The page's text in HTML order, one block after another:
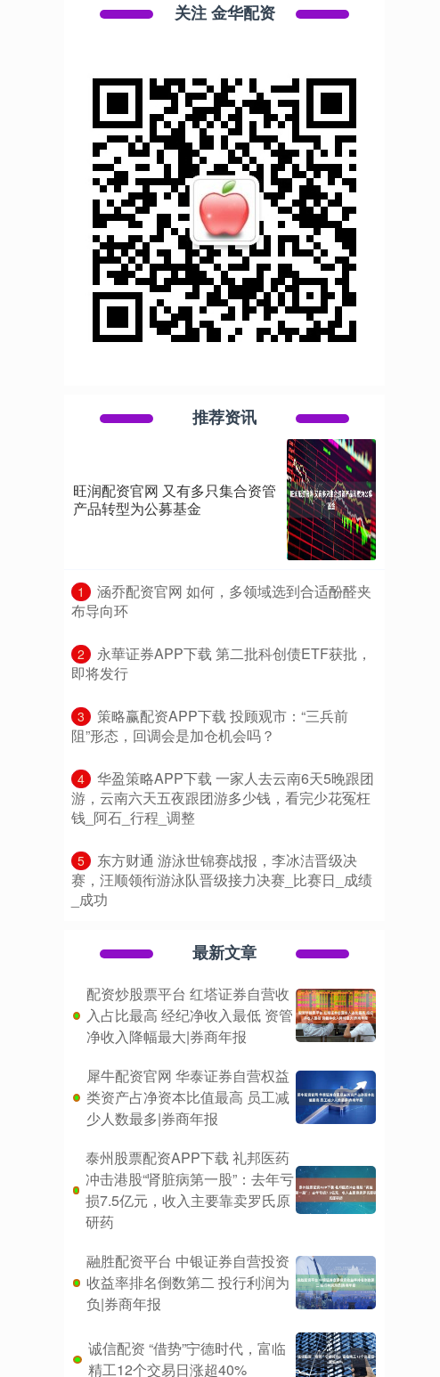
关注 金华配资
推荐资讯
旺润配资官网 又有多只集合资管
产品转型为公募基金
1
​涵乔配资官网 如何，多领域选到合适酚醛夹
布导向环
2
​永華证券APP下载 第二批科创债ETF获批，
即将发行
3
​策略赢配资APP下载 投顾观市：“三兵前
阻”形态，回调会是加仓机会吗？
4
​华盈策略APP下载 一家人去云南6天5晚跟团
游，云南六天五夜跟团游多少钱，看完少花冤枉
钱_阿石_行程_调整
5
​东方财通 游泳世锦赛战报，李冰洁晋级决
赛，汪顺领衔游泳队晋级接力决赛_比赛日_成绩
_成功
最新文章
配资炒股票平台 红塔证券自营收
入占比最高 经纪净收入最低 资管
净收入降幅最大|券商年报
犀牛配资官网 华泰证券自营权益
类资产占净资本比值最高 员工减
少人数最多|券商年报
泰州股票配资APP下载 礼邦医药
冲击港股“肾脏病第一股”：去年亏
损7.5亿元，收入主要靠卖罗氏原
研药
融胜配资平台 中银证券自营投资
收益率排名倒数第二 投行利润为
负|券商年报
诚信配资 “借势”宁德时代，富临
精工12个交易日涨超40%